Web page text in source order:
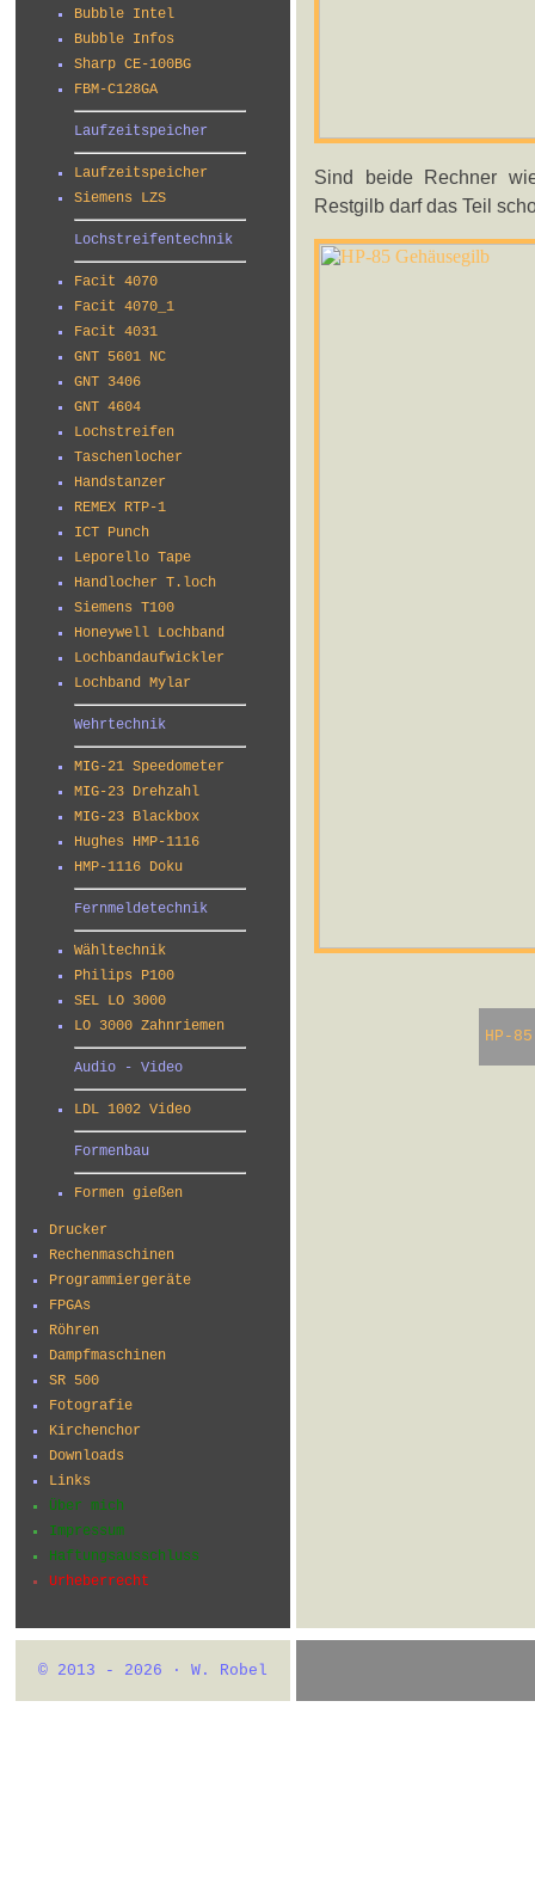
Bubble Intel
Bubble Infos
Sharp CE-100BG
FBM-C128GA
Laufzeitspeicher
Laufzeitspeicher
Siemens LZS
Lochstreifentechnik
Facit 4070
Facit 4070_1
Facit 4031
GNT 5601 NC
GNT 3406
GNT 4604
Lochstreifen
Taschenlocher
Handstanzer
REMEX RTP-1
ICT Punch
Leporello Tape
Handlocher T.loch
Siemens T100
Honeywell Lochband
Lochbandaufwickler
Lochband Mylar
Wehrtechnik
MIG-21 Speedometer
MIG-23 Drehzahl
MIG-23 Blackbox
Hughes HMP-1116
HMP-1116 Doku
Fernmeldetechnik
Wähltechnik
Philips P100
SEL LO 3000
LO 3000 Zahnriemen
Audio - Video
LDL 1002 Video
Formenbau
Formen gießen
Drucker
Rechenmaschinen
Programmiergeräte
FPGAs
Röhren
Dampfmaschinen
SR 500
Fotografie
Kirchenchor
Downloads
Links
Über mich
Impressum
Haftungsausschluss
Urheberrecht
Sind beide Rechner
Restgilb darf das Teil
HP-
© 2013 - 2026 · W. Robel